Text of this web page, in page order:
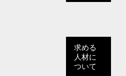
求める
人材に
ついて